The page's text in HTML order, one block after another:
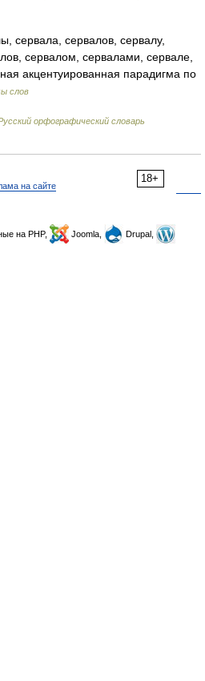
сервала, сервалов, сервалу,
сервалом, сервалами, сервале,
акцентуированная парадигма по
слов
орфографический словарь
18+
на сайте
на PHP, Joomla,
Drupal,